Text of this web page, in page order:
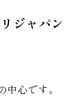
ジャパン
心です。